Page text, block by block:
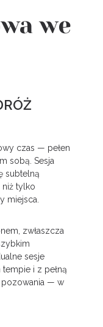
we
czas — pełen
sobą. Sesja
subtelną
tylko
miejsca.
zwłaszcza
sesje
i z pełną
pozowania — w